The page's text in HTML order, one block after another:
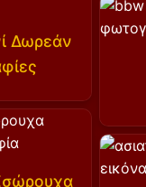
Δωρεάν